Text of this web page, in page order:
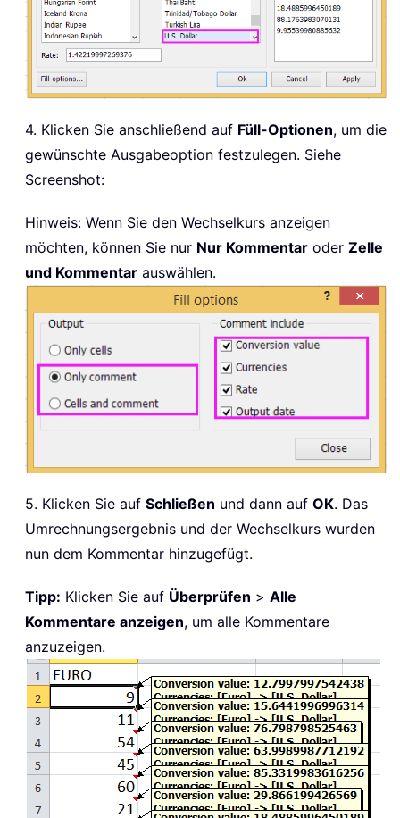
4. Klicken Sie anschließend auf Füll-Optionen, um die
gewünschte Ausgabeoption festzulegen. Siehe
Screenshot:
Hinweis: Wenn Sie den Wechselkurs anzeigen
möchten, können Sie nur Nur Kommentar oder Zelle
und Kommentar auswählen.
5. Klicken Sie auf Schließen und dann auf OK. Das
Umrechnungsergebnis und der Wechselkurs wurden
nun dem Kommentar hinzugefügt.
Tipp: Klicken Sie auf Überprüfen > Alle
Kommentare anzeigen, um alle Kommentare
anzuzeigen.